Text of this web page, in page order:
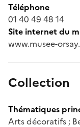
Téléphone
01 40 49 48 14
Site internet du
www.musee-
Collection
Thématiques
Arts décoratifs ;